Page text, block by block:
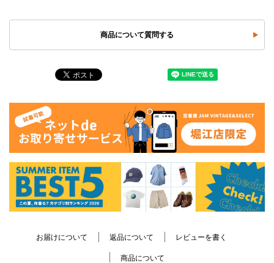
商品について質問する
お届けについて 返品について レビューを書く
商品について